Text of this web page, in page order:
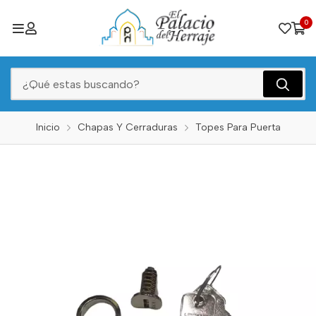
0
Inicio Chapas Y Cerraduras Topes Para Puerta